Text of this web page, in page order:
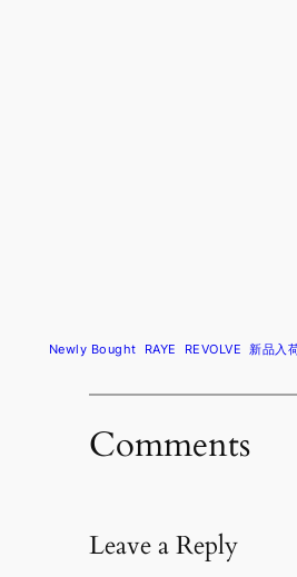
Newly Bought RAYE REVOLVE 新品入
Comments
Leave a Reply